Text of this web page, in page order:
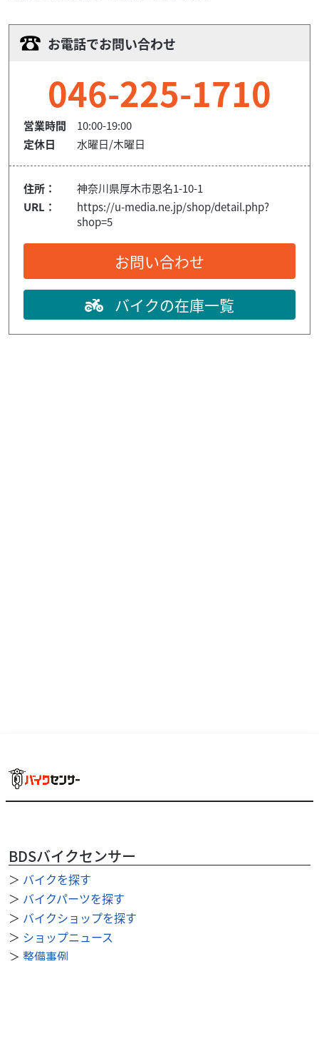
お電話でお問い合わせ
046-225-1710
営業時間
10:00-19:00
定休日
水曜日/木曜日
住所：
神奈川県厚木市恩名1-10-1
URL：
https://u-media.ne.jp/shop/detail.php?
shop=5
お問い合わせ
バイクの在庫一覧
BDSバイクセンサー
＞ バイクを探す
＞ バイクパーツを探す
＞ バイクショップを探す
＞ ショップニュース
＞ 整備事例